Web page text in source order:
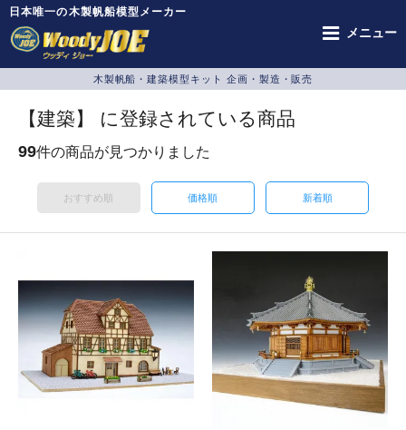
日本唯一の木製帆船模型メーカー
メニュー
木製帆船・建築模型キット 企画・製造・販売
【建築】 に登録されている商品
99件の商品が見つかりました
おすすめ順 価格順 新着順